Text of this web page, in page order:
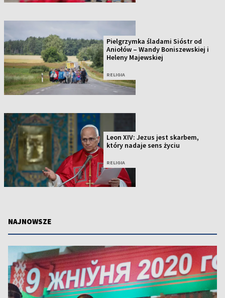
Pielgrzymka śladami Sióstr od
Aniołów – Wandy Boniszewskiej i
Heleny Majewskiej
RELIGIA
Leon XIV: Jezus jest skarbem,
który nadaje sens życiu
RELIGIA
NAJNOWSZE